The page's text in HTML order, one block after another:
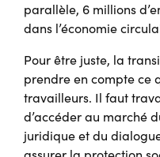
parallèle, 6 millions
dans l’économie
Pour être juste, la
prendre en compte ce
travailleurs. Il faut
d’accéder au marché
juridique et du